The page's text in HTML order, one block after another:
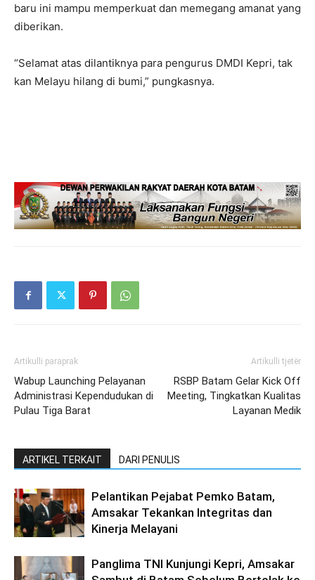
baru ini mampu memperkuat dan memegang amanat yang
diberikan.
“Selamat atas dilantiknya para pengurus DMDI Kepri, tak
kan Melayu hilang di bumi,” pungkasnya.
Artikulli paraprak
Wabup Launching Pelayanan
Administrasi Kependudukan di
Pulau Tiga Barat
Artikulli tjetër
RSBP Batam Gelar Kick Off
Meeting, Tingkatkan Kualitas
Layanan Medik
ARTIKEL TERKAIT DARI PENULIS
Pelantikan Pejabat Pemko Batam,
Amsakar Tekankan Integritas dan
Kinerja Melayani
Panglima TNI Kunjungi Kepri, Amsakar